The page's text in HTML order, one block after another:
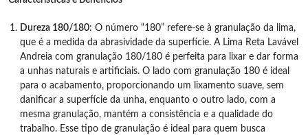
Dureza 180/180: O número “180” refere-se à granulação da lima,
que é a medida da abrasividade da superfície. A Lima Reta Lavável
Andreia com granulação 180/180 é perfeita para lixar e dar forma
a unhas naturais e artificiais. O lado com granulação 180 é ideal
para o acabamento, proporcionando um lixamento suave, sem
danificar a superfície da unha, enquanto o outro lado, com a
mesma granulação, mantém a consistência e a qualidade do
trabalho. Esse tipo de granulação é ideal para quem busca